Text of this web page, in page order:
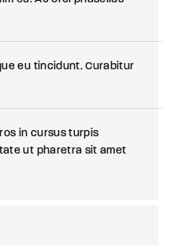
eu tincidunt. Curabitur
in cursus turpis
ut pharetra sit amet